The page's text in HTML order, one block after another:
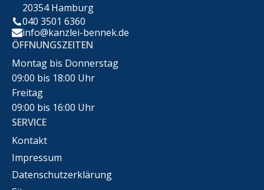
20354 Hamburg
040 3501 6360
info@kanzlei-bennek.de
ÖFFNUNGSZEITEN
Montag bis Donnerstag
09:00 bis 18:00 Uhr
Freitag
09:00 bis 16:00 Uhr
SERVICE
Kontakt
Impressum
Datenschutzerklärung